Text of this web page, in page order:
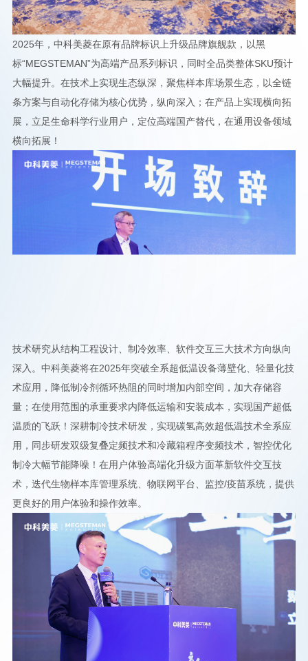
2025年，中科美菱在原有品牌标识上升级品牌旗舰款，以黑
标“MEGSTEMAN”为高端产品系列标识，同时全品类整体SKU预计
大幅提升。在技术上实现生态纵深，聚焦样本库场景生态，以全链
条方案与自动化存储为核心优势，纵向深入；在产品上实现横向拓
展，立足生命科学行业用户，定位高端国产替代，在通用设备领域
横向拓展！
技术研究从结构工程设计、制冷效率、软件交互三大技术方向纵向
深入。中科美菱将在2025年突破全系超低温设备薄壁化、轻量化技
术应用，降低制冷剂循环热阻的同时增加内部空间，加大存储容
量；在使用范围的承重要求内降低运输和安装成本，实现国产超低
温质的飞跃！深耕制冷技术研发，实现碳氢高效超低温技术全系应
用，同步研发双级复叠定频技术和冷藏箱程序变频技术，智控优化
制冷大幅节能降噪！在用户体验高端化升级方面革新软件交互技
术，迭代生物样本库管理系统、物联网平台、监控/疫苗系统，提供
更良好的用户体验和操作效率。